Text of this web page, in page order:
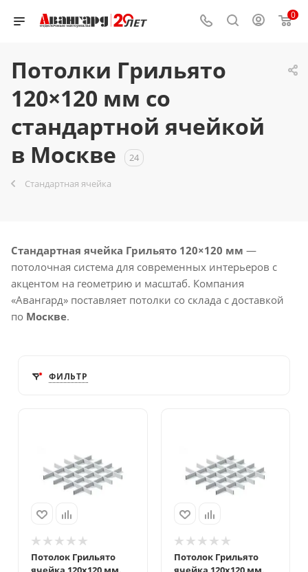
0
Потолки Грильято
120×120 мм со
стандартной ячейкой
в Москве
24
Стандартная ячейка
Стандартная ячейка Грильято 120×120 мм —
потолочная система для современных интерьеров с
акцентом на геометрию и масштаб. Компания
«Авангард» поставляет потолки со склада с доставкой
по Москве.
ФИЛЬТР
Потолок Грильято
Потолок Грильято